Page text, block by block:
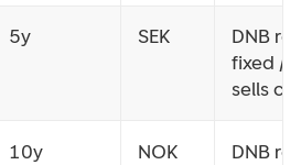
5y SEK
DNB
fixed /
sells
10y NOK
DNB